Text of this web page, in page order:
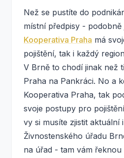
Než se pustíte do
místní předpisy - podobně
Kooperativa Praha má
pojištění, tak i každý
V Brně to chodí jinak než
Praha na Pankráci. No a
Kooperativa Praha, tak
svoje postupy pro
vy si musíte zjistit aktuální
Živnostenského úřadu
na úřad - tam vám